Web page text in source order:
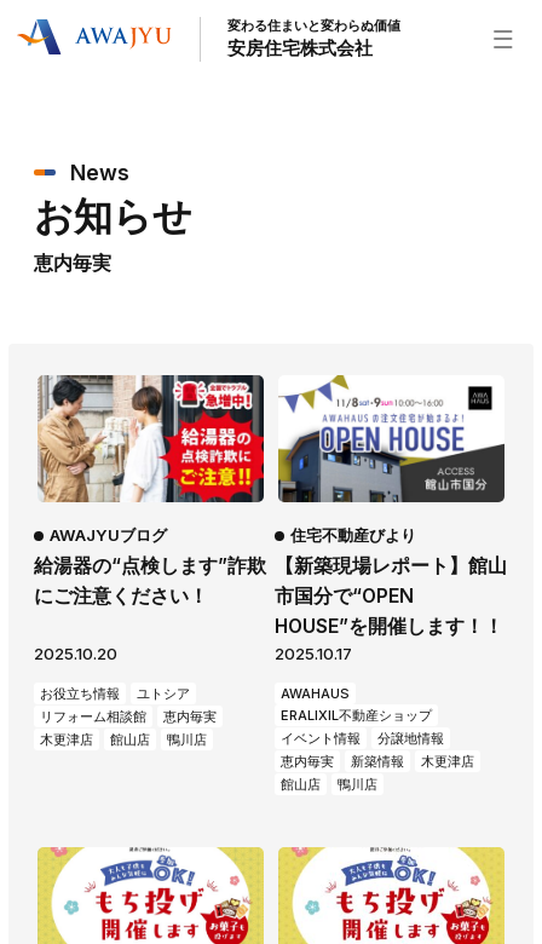
安房住宅の得意なこと
リフォーム事業
不動産事業
社長挨拶 企業情報 沿革
拠点紹介
スタッフ紹介
お知らせ
社長ブログ お知らせ
チラシ
AWAJYUブログ
安房住まいる
大型工事施工事例
採用情報
新卒・第二新卒採用 アルバイト採用 中途採用
変わる住まいと変わらぬ価値
安房住宅株式会社
News
お知らせ
恵内毎実
給湯器の“点検します”詐欺
にご注意ください！
AWAJYUブログ
2025.10.20
お役立ち情報
ユトシア
リフォーム相談館
恵内毎実
木更津店
館山店 鴨川店
【新築現場レポート】館山
市国分で“OPEN
HOUSE”を開催します！！
住宅不動産びより
2025.10.17
AWAHAUS
ERALIXIL不動産ショップ
イベント情報
分譲地情報
恵内毎実
新築情報
木更津店
館山店
鴨川店